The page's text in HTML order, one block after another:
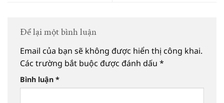
Để lại một bình luận
Email của bạn sẽ không được hiển thị công khai.
Các trường bắt buộc được đánh dấu *
Bình luận *